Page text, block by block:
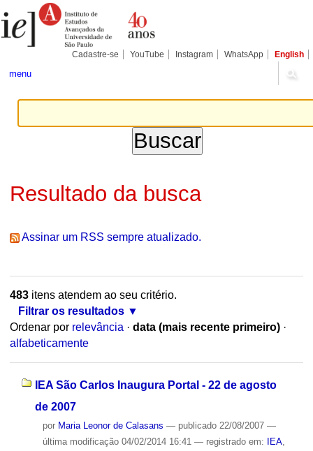
para
conteúdo.
Pessoais
Cadastre-se YouTube Instagram WhatsApp English
menu
Resultado da busca
Assinar um RSS sempre atualizado.
483itens atendem ao seu critério.
Filtrar os resultados
Ordenar por relevância · data (mais recente primeiro) ·
alfabeticamente
IEA São Carlos Inaugura Portal - 22 de agosto
de 2007
por Maria Leonor de Calasans — publicado22/08/2007 —
última modificação04/02/2014 16:41 — registrado em: IEA,